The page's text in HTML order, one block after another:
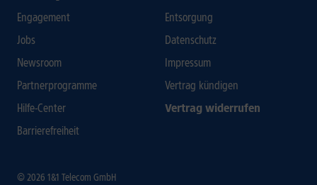
Engagement
Jobs
Newsroom
Partnerprogramme
Hilfe-Center
Barrierefreiheit
Entsorgung
Datenschutz
Impressum
Vertrag kündigen
Vertrag widerrufen
© 2026 1&1 Telecom GmbH